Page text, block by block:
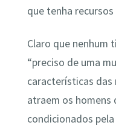
que tenha
Claro que nenhum
“preciso de uma
características das
atraem os homens
condicionados